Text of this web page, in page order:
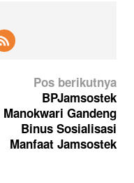
Pos berikutnya
BPJamsostek
Manokwari Gandeng
Binus Sosialisasi
Manfaat Jamsostek